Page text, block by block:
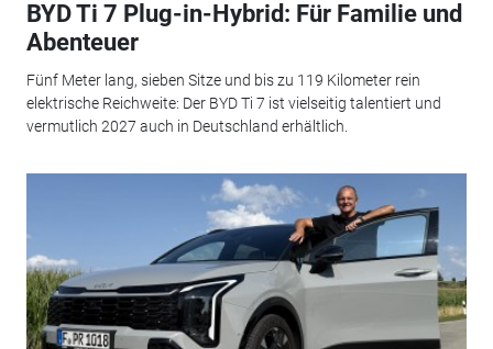
BYD Ti 7 Plug-in-Hybrid: Für Familie und
Abenteuer
Fünf Meter lang, sieben Sitze und bis zu 119 Kilometer rein
elektrische Reichweite: Der BYD Ti 7 ist vielseitig talentiert und
vermutlich 2027 auch in Deutschland erhältlich.